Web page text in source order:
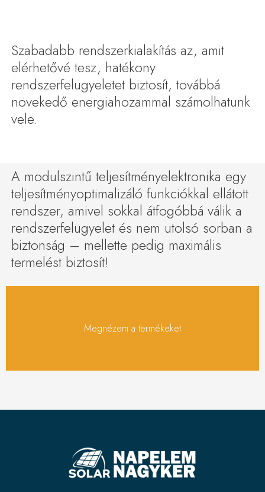
Szabadabb rendszerkialakítás az, amit
elérhetővé tesz, hatékony
rendszerfelügyeletet biztosít, továbbá
növekedő energiahozammal számolhatunk
vele.
A modulszintű teljesítményelektronika egy
teljesítményoptimalizáló funkciókkal ellátott
rendszer, amivel sokkal átfogóbbá válik a
rendszerfelügyelet és nem utolsó sorban a
biztonság – mellette pedig maximális
termelést biztosít!
Megnézem a termékeket